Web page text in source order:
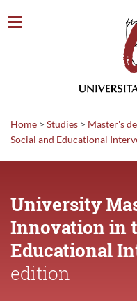
Home > Studies > Master's
Social and Educational
University
Innovation in
Educational
edition